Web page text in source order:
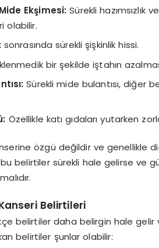
Ekşimesi: Sürekli
olabilir.
sürekli şişkinlik hissi.
bir şekilde iştahın
Sürekli mide bulantısı, diğer
Özellikle katı gıdaları yutarken
özgü değildir ve genellikle
bu belirtiler sürekli hale gelirse
Belirtileri
belirtiler daha belirgin hale gelir
belirtiler şunlar olabilir: